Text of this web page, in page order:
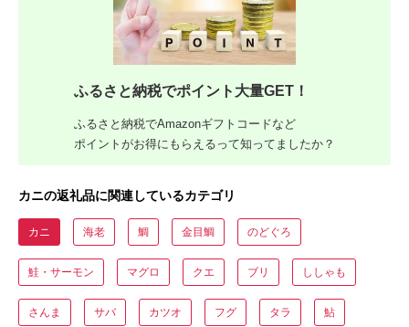
ふるさと納税でポイント大量GET！
ふるさと納税でAmazonギフトコードなど
ポイントがお得にもらえるって知ってましたか？
カニの返礼品に関連しているカテゴリ
カニ 海老 鯛 金目鯛 のどぐろ
鮭・サーモン マグロ クエ ブリ ししゃも
さんま サバ カツオ フグ タラ 鮎